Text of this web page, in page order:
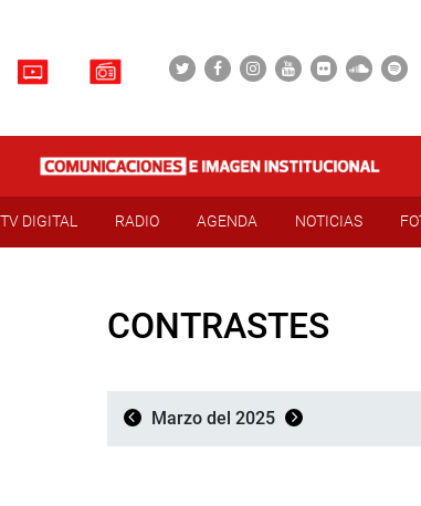
TV DIGITAL RADIO AGENDA NOTICIAS
CONTRASTES
Marzo del 2025